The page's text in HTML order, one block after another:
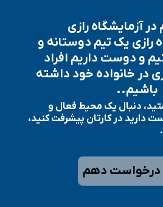
آزمایشگاه رازی
رازی یک تیم دوستانه و
و دوست داریم افراد
در خانواده خود داشته
باشیم..
دنبال یک محیط فعال و
دارید در کارتان پیشرفت کنید،
درخواست دهم